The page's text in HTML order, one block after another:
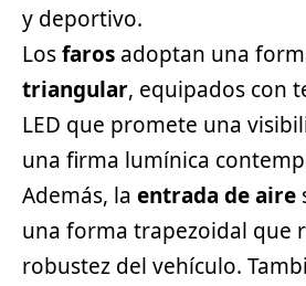
y deportivo.
Losfaros adoptan una
triangular, equipados con
LED que promete una
una firma lumínica
Además, la entrada de aire
una forma trapezoidal que
robustez del vehículo.